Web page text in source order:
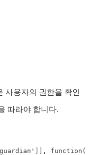
사용자의 권한을 확인
따라야 합니다.
]], function